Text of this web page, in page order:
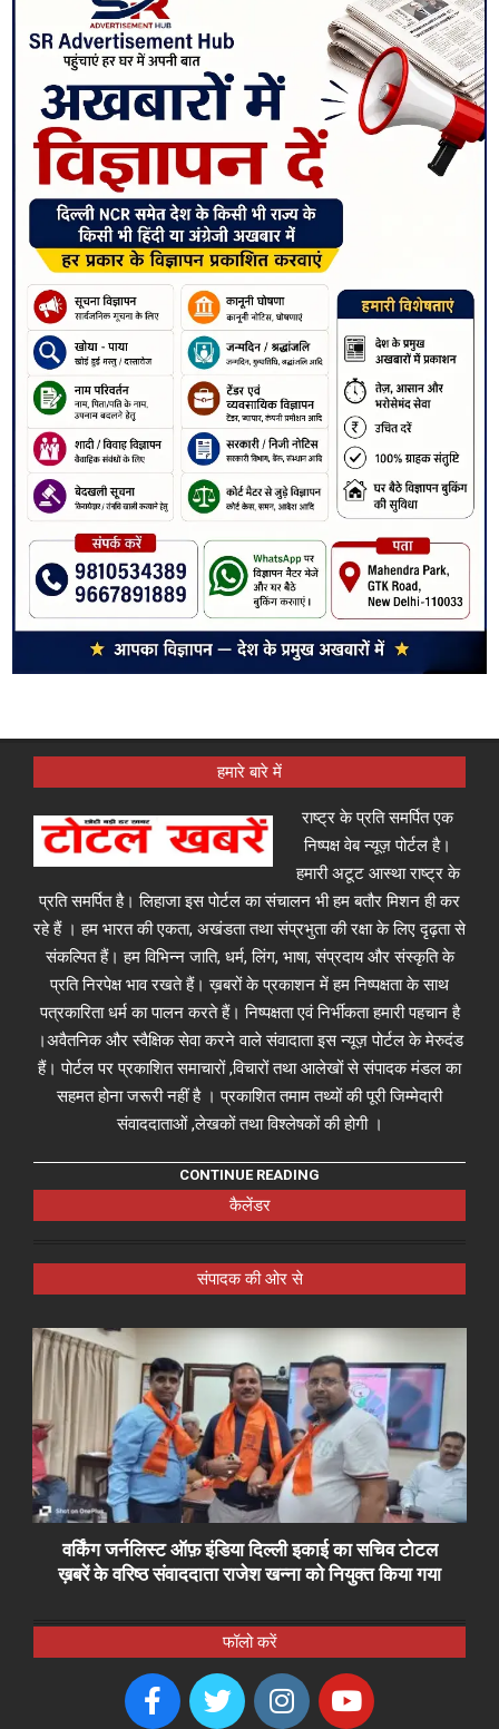
हमारे बारे में
राष्ट्र के प्रति समर्पित एक
निष्पक्ष वेब न्यूज़ पोर्टल है।
हमारी अटूट आस्था राष्ट्र के
प्रति समर्पित है। लिहाजा इस पोर्टल का संचालन भी हम बतौर मिशन ही कर
रहे हैं । हम भारत की एकता, अखंडता तथा संप्रभुता की रक्षा के लिए दृढ़ता से
संकल्पित हैं। हम विभिन्न जाति, धर्म, लिंग, भाषा, संप्रदाय और संस्कृति के
प्रति निरपेक्ष भाव रखते हैं। ख़बरों के प्रकाशन में हम निष्पक्षता के साथ
पत्रकारिता धर्म का पालन करते हैं। निष्पक्षता एवं निर्भीकता हमारी पहचान है
।अवैतनिक और स्वैक्षिक सेवा करने वाले संवादाता इस न्यूज़ पोर्टल के मेरुदंड
हैं। पोर्टल पर प्रकाशित समाचारों ,विचारों तथा आलेखों से संपादक मंडल का
सहमत होना जरूरी नहीं है । प्रकाशित तमाम तथ्यों की पूरी जिम्मेदारी
संवाददाताओं ,लेखकों तथा विश्लेषकों की होगी ।
CONTINUE READING
कैलेंडर
संपादक की ओर से
वर्किंग जर्नलिस्ट ऑफ़ इंडिया दिल्ली इकाई का सचिव टोटल
ख़बरें के वरिष्ठ संवाददाता राजेश खन्ना को नियुक्त किया गया
फॉलो करें